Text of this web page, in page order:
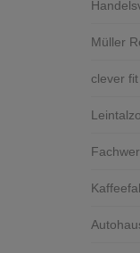
Müller
clever